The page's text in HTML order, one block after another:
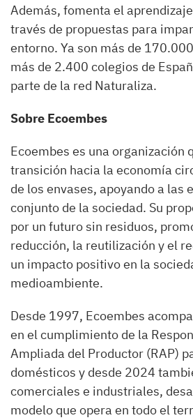
Además, fomenta el
través de propuestas para
entorno. Ya son más de
más de 2.400 colegios de
parte de la red Naturaliza.
Sobre Ecoembes
Ecoembes es una organización
transición hacia la economía
de los envases, apoyando a las
conjunto de la sociedad. Su
por un futuro sin residuos,
reducción, la reutilización y el
un impacto positivo en la
medioambiente.
Desde 1997, Ecoembes
en el cumplimiento de la
Ampliada del Productor (RAP)
domésticos y desde 2024
comerciales e industriales,
modelo que opera en todo el